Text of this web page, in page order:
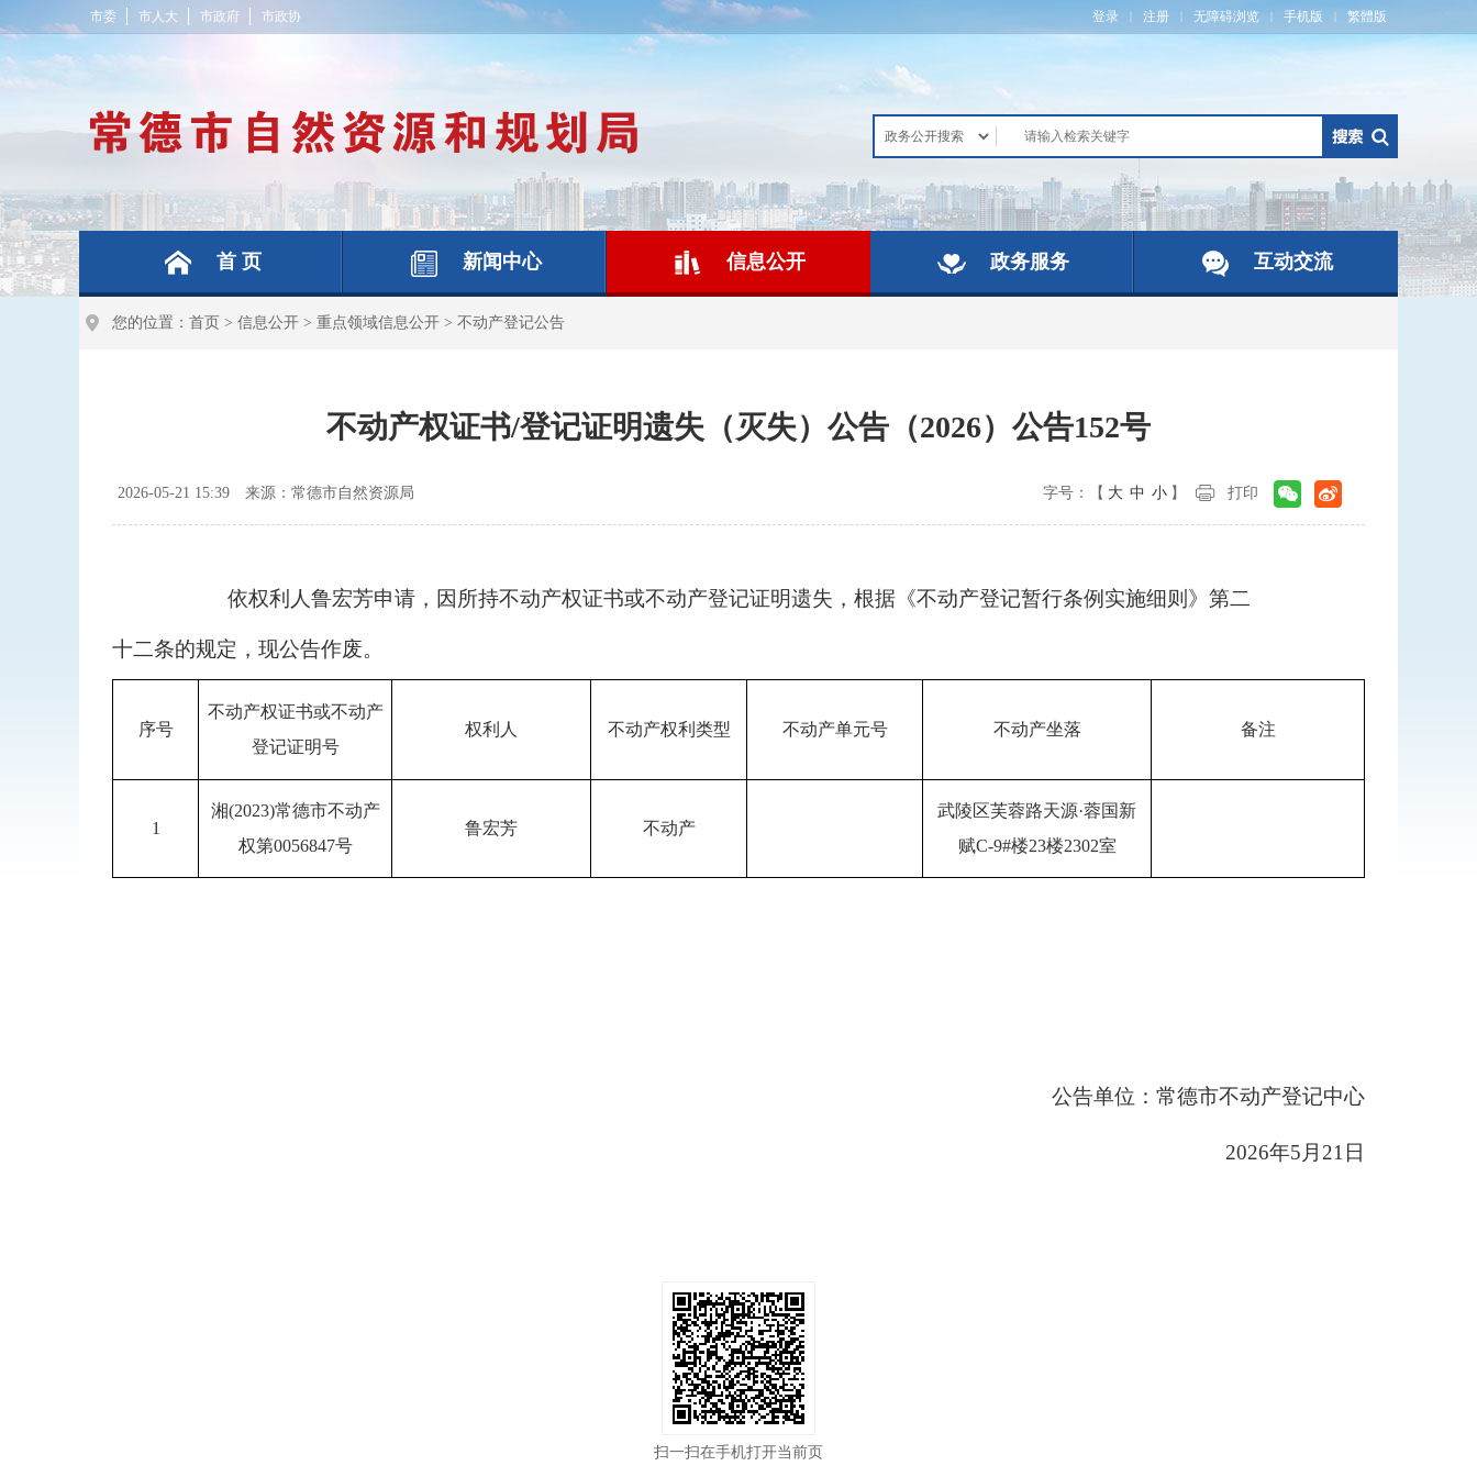
市委 市人大 市政府 市政协 登录 | 注册 | 无障碍浏览 | 手机版 | 繁體版
首 页 新闻中心 信息公开 政务服务 互动交流
您的位置： 首页 > 信息公开 > 重点领域信息公开 > 不动产登记公告
不动产权证书/登记证明遗失（灭失）公告（2026）公告152号
2026-05-21 15:39 来源：常德市自然资源局 字号：【 大 中 小 】 打印
依权利人鲁宏芳申请，因所持不动产权证书或不动产登记证明遗失，根据《不动产登记暂行条例实施细则》第二
十二条的规定，现公告作废。
序号
不动产权证书或不动产
登记证明号
权利人 不动产权利类型 不动产单元号 不动产坐落 备注
1
湘(2023)常德市不动产
权第0056847号
鲁宏芳 不动产
武陵区芙蓉路天源·蓉国新
赋C-9#楼23楼2302室
公告单位：常德市不动产登记中心
2026年5月21日
扫一扫在手机打开当前页